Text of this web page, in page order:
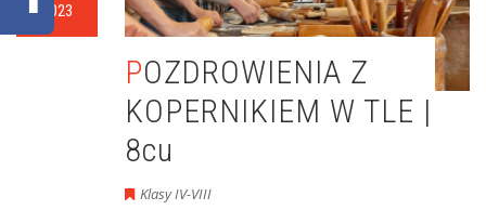
2023
POZDROWIENIA Z
KOPERNIKIEM W TLE |
8cu
Klasy IV-VIII